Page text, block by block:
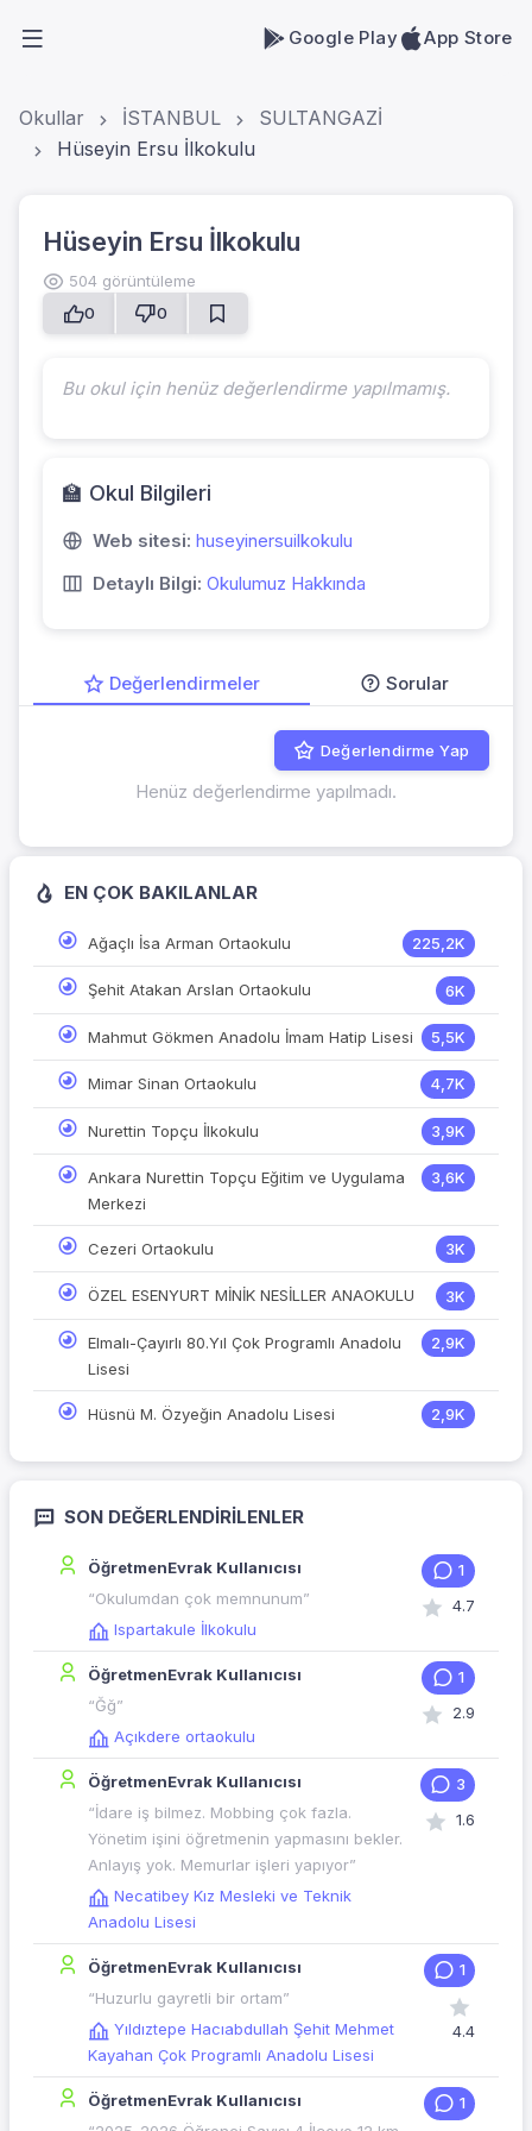
Google Play App Store
Okullar İSTANBUL
SULTANGAZİ
Hüseyin Ersu İlkokulu
Hüseyin Ersu İlkokulu
504 görüntüleme
0
0
Bu okul için henüz değerlendirme yapılmamış.
🏫 Okul Bilgileri
Web sitesi: huseyinersuilkokulu
Detaylı Bilgi: Okulumuz Hakkında
Değerlendirmeler Sorular
Değerlendirme Yap
Henüz değerlendirme yapılmadı.
EN ÇOK BAKILANLAR
Ağaçlı İsa Arman Ortaokulu 225,2K
Şehit Atakan Arslan Ortaokulu 6K
Mahmut Gökmen Anadolu İmam Hatip Lisesi 5,5K
Mimar Sinan Ortaokulu 4,7K
Nurettin Topçu İlkokulu 3,9K
Ankara Nurettin Topçu Eğitim ve Uygulama
Merkezi
3,6K
Cezeri Ortaokulu 3K
ÖZEL ESENYURT MİNİK NESİLLER ANAOKULU 3K
Elmalı-Çayırlı 80.Yıl Çok Programlı Anadolu
Lisesi
2,9K
Hüsnü M. Özyeğin Anadolu Lisesi 2,9K
SON DEĞERLENDIRILENLER
ÖğretmenEvrak Kullanıcısı
“Okulumdan çok memnunum”
Ispartakule İlkokulu
1
4.7
ÖğretmenEvrak Kullanıcısı
“Ğğ”
Açıkdere ortaokulu
1
2.9
ÖğretmenEvrak Kullanıcısı
“İdare iş bilmez. Mobbing çok fazla.
Yönetim işini öğretmenin yapmasını bekler.
Anlayış yok. Memurlar işleri yapıyor”
Necatibey Kız Mesleki ve Teknik
Anadolu Lisesi
3
1.6
ÖğretmenEvrak Kullanıcısı
“Huzurlu gayretli bir ortam”
Yıldıztepe Hacıabdullah Şehit Mehmet
Kayahan Çok Programlı Anadolu Lisesi
1
4.4
ÖğretmenEvrak Kullanıcısı
1